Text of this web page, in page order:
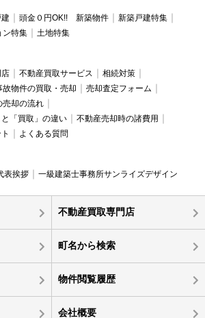
頭金０円OK!! 新築物件
新築戸建特集
ン特集 土地特集
不動産買取サービス
相続対策
故物件の買取・売却
売却査定フォーム
売却の流れ
「買取」の違い
不動産売却時の諸費用
よくある質問
表挨拶 一級建築士事務所サンライズデザイン
不動産買取専門店
町名から検索
物件閲覧履歴
会社概要